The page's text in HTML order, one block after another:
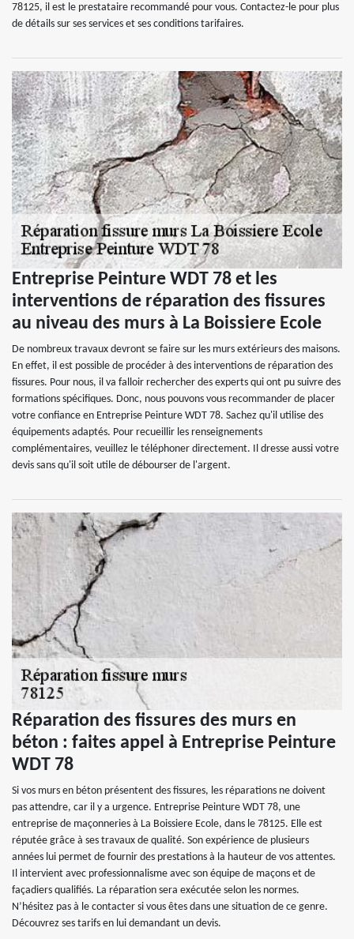
78125, il est le prestataire recommandé pour vous. Contactez-le pour plus
de détails sur ses services et ses conditions tarifaires.
Entreprise Peinture WDT 78 et les
interventions de réparation des fissures
au niveau des murs à La Boissiere Ecole
De nombreux travaux devront se faire sur les murs extérieurs des maisons.
En effet, il est possible de procéder à des interventions de réparation des
fissures. Pour nous, il va falloir rechercher des experts qui ont pu suivre des
formations spécifiques. Donc, nous pouvons vous recommander de placer
votre confiance en Entreprise Peinture WDT 78. Sachez qu'il utilise des
équipements adaptés. Pour recueillir les renseignements
complémentaires, veuillez le téléphoner directement. Il dresse aussi votre
devis sans qu'il soit utile de débourser de l'argent.
Réparation des fissures des murs en
béton : faites appel à Entreprise Peinture
WDT 78
Si vos murs en béton présentent des fissures, les réparations ne doivent
pas attendre, car il y a urgence. Entreprise Peinture WDT 78, une
entreprise de maçonneries à La Boissiere Ecole, dans le 78125. Elle est
réputée grâce à ses travaux de qualité. Son expérience de plusieurs
années lui permet de fournir des prestations à la hauteur de vos attentes.
Il intervient avec professionnalisme avec son équipe de maçons et de
façadiers qualifiés. La réparation sera exécutée selon les normes.
N’hésitez pas à le contacter si vous êtes dans une situation de ce genre.
Découvrez ses tarifs en lui demandant un devis.